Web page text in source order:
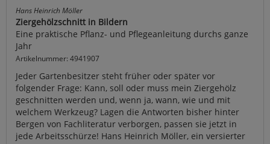
Hans Heinrich Möller
Ziergehölzschnitt in Bildern
Eine praktische Pflanz- und Pflegeanleitung durchs ganze
Jahr
Artikelnummer: 4941907
Jeder Gartenbesitzer steht früher oder später vor
folgender Frage: Kann, soll oder muss mein Ziergehölz
geschnitten werden und, wenn ja, wann, wie und mit
welchem Werkzeug? Lagen die Antworten bisher hinter
Bergen von Fachliteratur verborgen, passen sie jetzt in
jede Arbeitsschürze! Hans Heinrich Möller, ein versierter